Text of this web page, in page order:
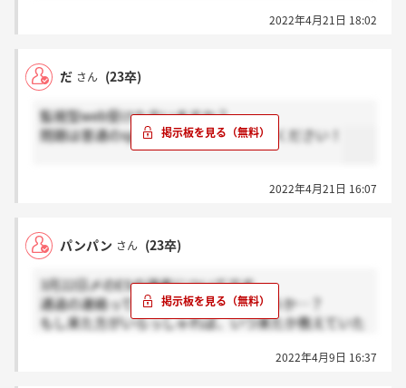
2022年4月21日 18:02
だ さん (23卒)
監視型web受けた方いますか？
問題は普通のspiなのかわかる方教えてください！
2022年4月21日 16:07
パンパン さん (23卒)
3月22日〆のESの選考についてです、
通過の連絡ってもう来ているのでしょうか…？
もし来た方がいらっしゃれば、いつ来たか教えていた
2022年4月9日 16:37